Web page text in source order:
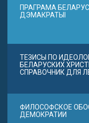
ПРАГРАМА
ДЭМАКРАТЫІ
ТЕЗИСЫ ПО
БЕЛАРУСКИХ
СПРАВОЧНИК ДЛЯ
ФИЛОСОФСКОЕ
ДЕМОКРАТИИ